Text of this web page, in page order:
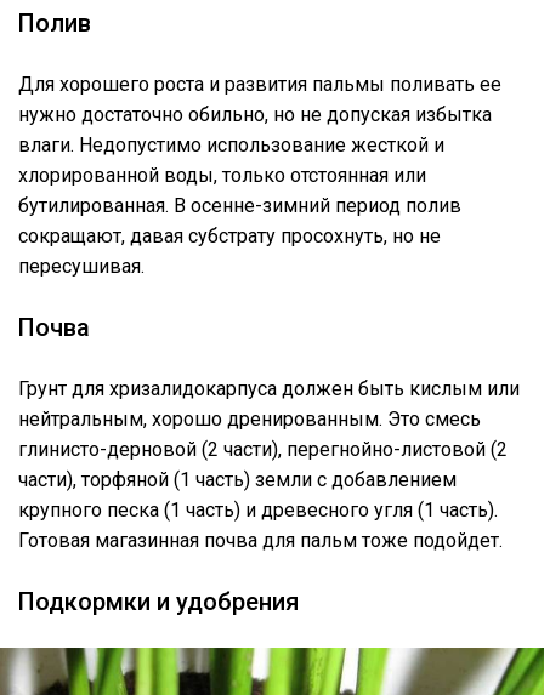
Полив
Для хорошего роста и развития пальмы поливать ее
нужно достаточно обильно, но не допуская избытка
влаги. Недопустимо использование жесткой и
хлорированной воды, только отстоянная или
бутилированная. В осенне-зимний период полив
сокращают, давая субстрату просохнуть, но не
пересушивая.
Почва
Грунт для хризалидокарпуса должен быть кислым или
нейтральным, хорошо дренированным. Это смесь
глинисто-дерновой (2 части), перегнойно-листовой (2
части), торфяной (1 часть) земли с добавлением
крупного песка (1 часть) и древесного угля (1 часть).
Готовая магазинная почва для пальм тоже подойдет.
Подкормки и удобрения